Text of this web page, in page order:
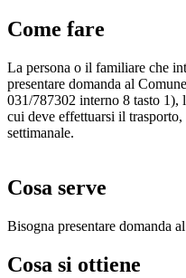
Come fare
La persona o il familiare che
presentare domanda al
031/787302 interno 8 tasto 1),
cui deve effettuarsi il
settimanale.
Cosa serve
Bisogna presentare domanda
Cosa si ottiene